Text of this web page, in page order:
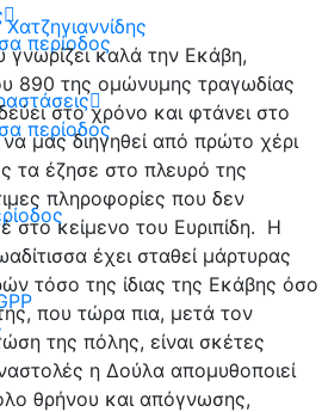
περίοδος
περίοδος
γνωρίζει καλά την Εκάβη,
890 της ομώνυμης τραγωδίας
στο χρόνο και φτάνει στο
μας διηγηθεί από πρώτο χέρι
τα έζησε στο πλευρό της
πληροφορίες που δεν
στο κείμενο του Ευριπίδη. Η
έχει σταθεί μάρτυρας
τόσο της ίδιας της Εκάβης όσο
που τώρα πια, μετά τον
της πόλης, είναι σκέτες
η Δούλα απομυθοποιεί
θρήνου και απόγνωσης,